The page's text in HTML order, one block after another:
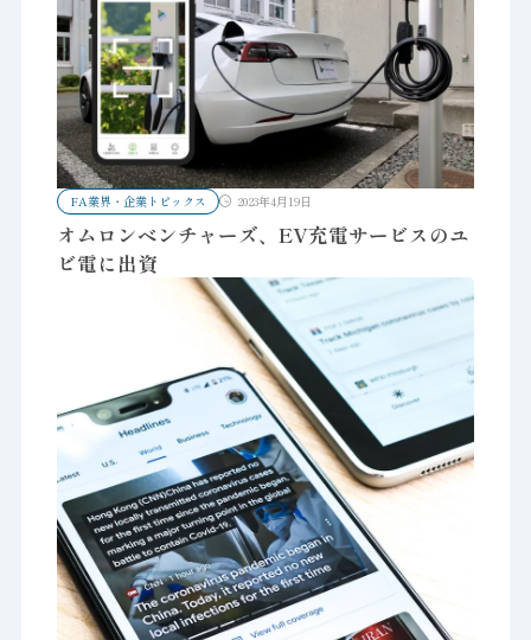
FA業界・企業トピックス 2023年4月19日
オムロンベンチャーズ、EV充電サービスのユ
ビ電に出資